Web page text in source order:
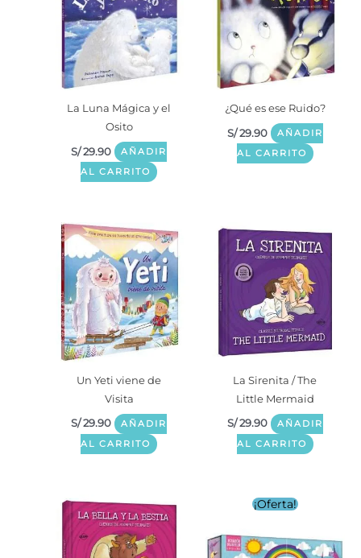
La Luna Mágica y el
Osito
S/29.90
AÑADIR
AL CARRITO
¿Qué es ese Ruido?
S/29.90
AÑADIR
AL CARRITO
Un Yeti viene de
Visita
S/29.90
AÑADIR
AL CARRITO
La Sirenita / The
Little Mermaid
S/29.90
AÑADIR
AL CARRITO
¡Oferta!
El
precio
era:
S/ 59.90.
es:
S/ 29.90.